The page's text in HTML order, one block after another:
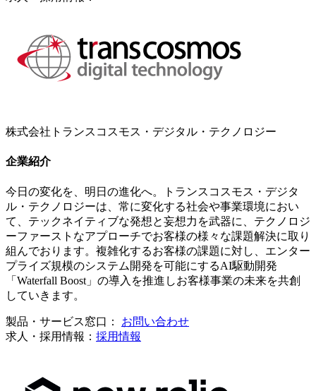
株式会社トランスコスモス・デジタル・テクノロジー
企業紹介
今日の変化を、明日の進化へ。トランスコスモス・デジタ
ル・テクノロジーは、常に変化する社会や事業環境におい
て、テックネイティブな発想と妄想力を武器に、テクノロジ
ーファーストなアプローチでお客様の様々な課題解決に取り
組んでおります。複雑化するお客様の課題に対し、エンター
プライズ規模のシステム開発を可能にするAI駆動開発
「Waterfall Boost」の導入を推進しお客様事業の未来を共創
していきます。
製品・サービス窓口： お問い合わせ
求人・採用情報： 採用情報